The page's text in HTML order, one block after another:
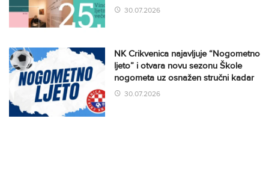
30.07.2026
NK Crikvenica najavljuje “Nogometno
ljeto” i otvara novu sezonu Škole
nogometa uz osnažen stručni kadar
30.07.2026